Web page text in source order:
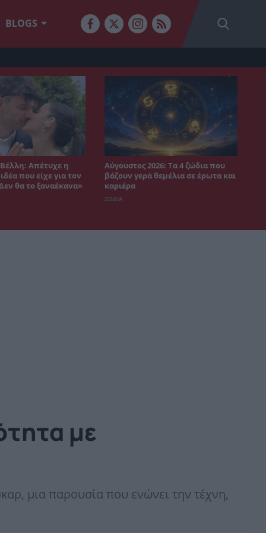
BLOGS
Απέτυχε η
που είχε για τον
θα το ξαναέκανα»
Αύγουστος 2026: Τα 4 ζώδια που
βάζουν γερά θεμέλια σε έρωτα και
καριέρα
ΖΩΔΙΑ
με
μια παρουσία που ενώνει την τέχνη,